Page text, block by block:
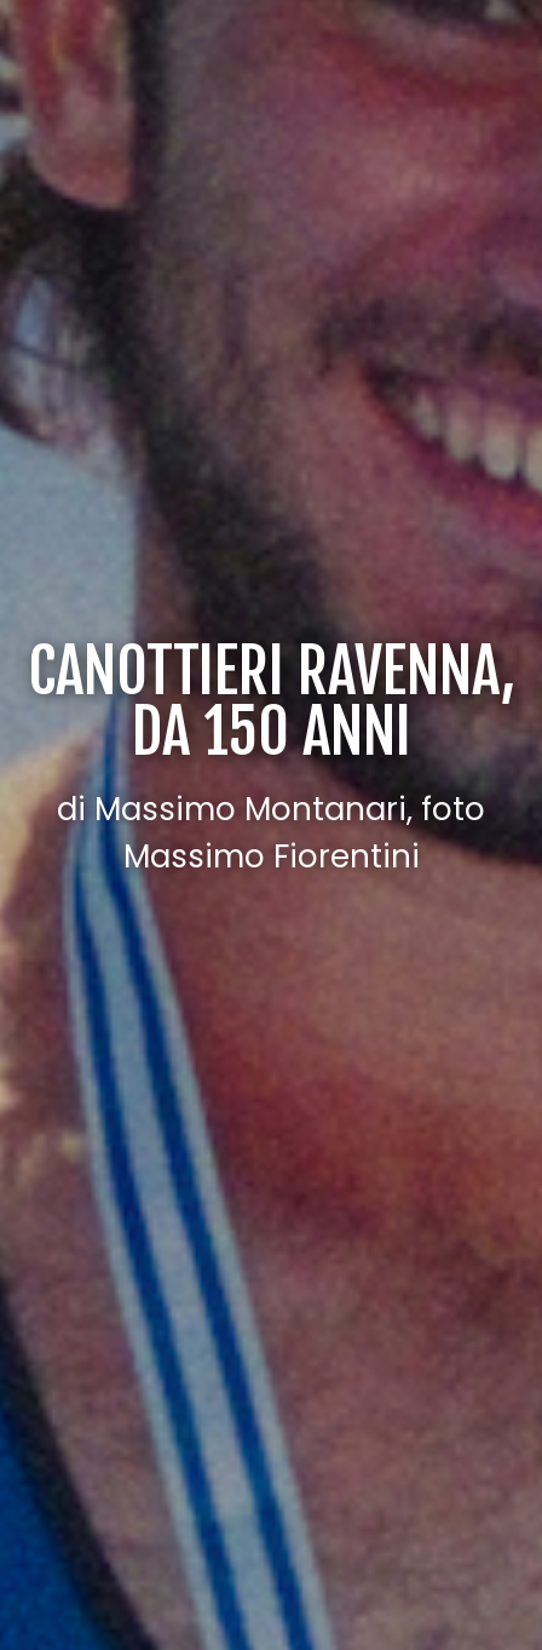
CANOTTIERI RAVENNA,
DA 150 ANNI
di Massimo Montanari, foto
Massimo Fiorentini